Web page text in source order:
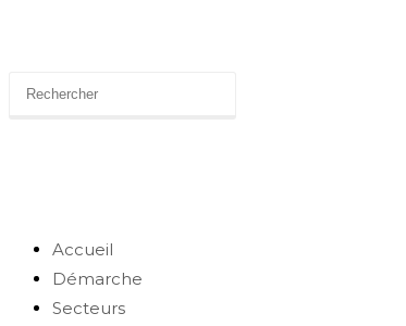
search
Accueil
Démarche
Secteurs